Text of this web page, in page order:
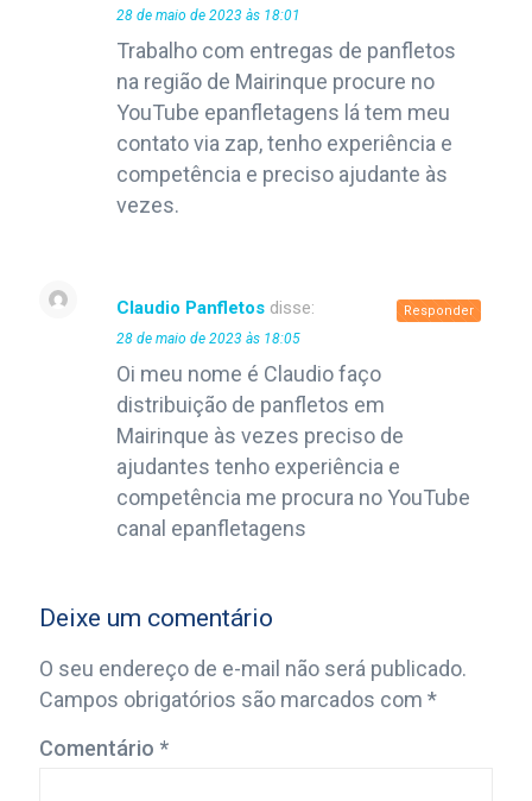
28 de maio de 2023 às 18:01
Trabalho com entregas de panfletos
na região de Mairinque procure no
YouTube epanfletagens lá tem meu
contato via zap, tenho experiência e
competência e preciso ajudante às
vezes.
Claudio Panfletos disse:
28 de maio de 2023 às 18:05
Oi meu nome é Claudio faço
distribuição de panfletos em
Mairinque às vezes preciso de
ajudantes tenho experiência e
competência me procura no YouTube
canal epanfletagens
Responder
Deixe um comentário
O seu endereço de e-mail não será publicado.
Campos obrigatórios são marcados com *
Comentário *